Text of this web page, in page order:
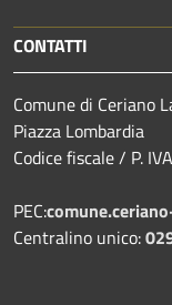
CONTATTI
Comune di Ceriano
Piazza Lombardia
Codice fiscale / P.
PEC:
Centralino unico: